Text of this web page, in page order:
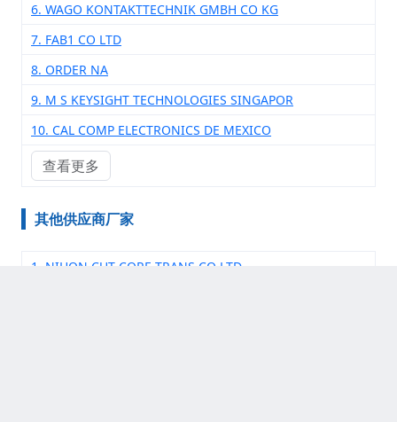
6. WAGO KONTAKTTECHNIK GMBH CO KG
7. FAB1 CO LTD
8. ORDER NA
9. M S KEYSIGHT TECHNOLOGIES SINGAPOR
10. CAL COMP ELECTRONICS DE MEXICO
查看更多
其他供应商厂家
1. NIHON CUT CORE TRANS CO LTD